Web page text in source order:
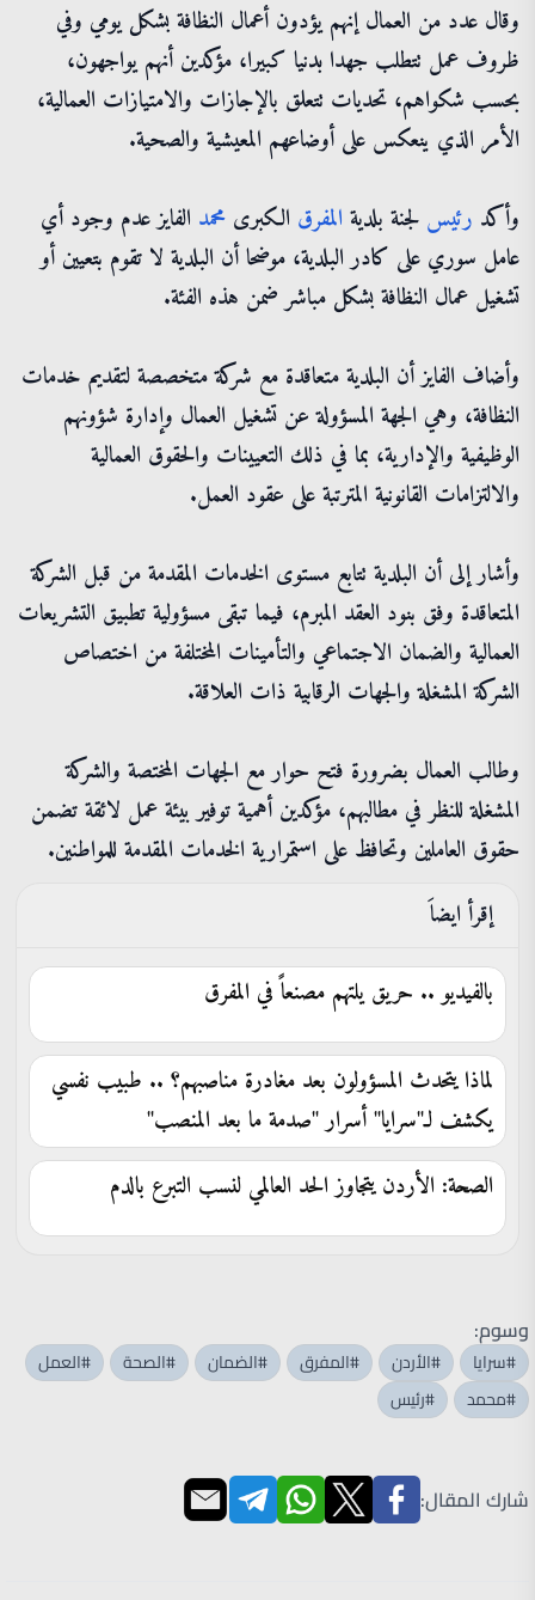
وقال عدد من العمال إنهم يؤدون أعمال النظافة بشكل يومي وفي
ظروف عمل تتطلب جهدا بدنيا كبيرا، مؤكدين أنهم يواجهون،
بحسب شكواهم، تحديات تتعلق بالإجازات والامتيازات العمالية،
الأمر الذي ينعكس على أوضاعهم المعيشية والصحية.
وأكد رئيس لجنة بلدية المفرق الكبرى محمد الفايز عدم وجود أي
عامل سوري على كادر البلدية، موضحا أن البلدية لا تقوم بتعيين أو
تشغيل عمال النظافة بشكل مباشر ضمن هذه الفئة.
وأضاف الفايز أن البلدية متعاقدة مع شركة متخصصة لتقديم خدمات
النظافة، وهي الجهة المسؤولة عن تشغيل العمال وإدارة شؤونهم
الوظيفية والإدارية، بما في ذلك التعيينات والحقوق العمالية
والالتزامات القانونية المترتبة على عقود العمل.
وأشار إلى أن البلدية تتابع مستوى الخدمات المقدمة من قبل الشركة
المتعاقدة وفق بنود العقد المبرم، فيما تبقى مسؤولية تطبيق التشريعات
العمالية والضمان الاجتماعي والتأمينات المختلفة من اختصاص
الشركة المشغلة والجهات الرقابية ذات العلاقة.
وطالب العمال بضرورة فتح حوار مع الجهات المختصة والشركة
المشغلة للنظر في مطالبهم، مؤكدين أهمية توفير بيئة عمل لائقة تضمن
حقوق العاملين وتحافظ على استمرارية الخدمات المقدمة للمواطنين.
إقرأ ايضاَ
بالفيديو .. حريق يلتهم مصنعاً في المفرق
لماذا يتحدث المسؤولون بعد مغادرة مناصبهم؟ .. طبيب نفسي
يكشف لـ"سرايا" أسرار "صدمة ما بعد المنصب"
الصحة: الأردن يتجاوز الحد العالمي لنسب التبرع بالدم
وسوم:
#سرايا #الأردن #المفرق #الضمان #الصحة
#العمل
#محمد
#رئيس
شارك المقال: